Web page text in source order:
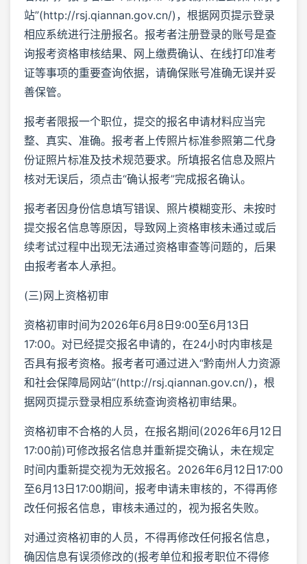
站”(http://rsj.qiannan.gov.cn/)，根据网页提示登录
相应系统进行注册报名。报考者注册登录的账号是查
询报考资格审核结果、网上缴费确认、在线打印准考
证等事项的重要查询依据，请确保账号准确无误并妥
善保管。
报考者限报一个职位，提交的报名申请材料应当完
整、真实、准确。报考者上传照片标准参照第二代身
份证照片标准及技术规范要求。所填报名信息及照片
核对无误后，须点击“确认报考”完成报名确认。
报考者因身份信息填写错误、照片模糊变形、未按时
提交报名信息等原因，导致网上资格审核未通过或后
续考试过程中出现无法通过资格审查等问题的，后果
由报考者本人承担。
(三)网上资格初审
资格初审时间为2026年6月8日9:00至6月13日
17:00。对已经提交报名申请的，在24小时内审核是
否具有报考资格。报考者可通过进入“黔南州人力资源
和社会保障局网站”(http://rsj.qiannan.gov.cn/)，根
据网页提示登录相应系统查询资格初审结果。
资格初审不合格的人员，在报名期间(2026年6月12日
17:00前)可修改报名信息并重新提交确认，未在规定
时间内重新提交视为无效报名。2026年6月12日17:00
至6月13日17:00期间，报考申请未审核的，不得再修
改任何报名信息，审核未通过的，视为报名失败。
对通过资格初审的人员，不得再修改任何报名信息，
确因信息有误须修改的(报考单位和报考职位不得修